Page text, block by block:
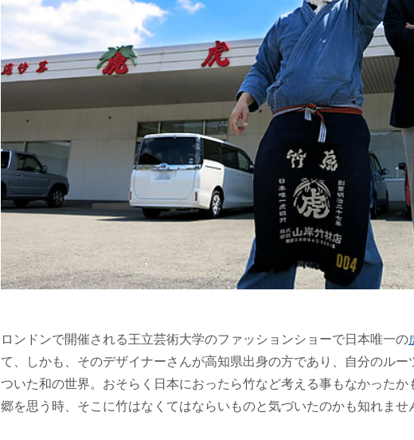
ロンドンで開催される王立芸術大学のファッションショーで日本唯一の
て、しかも、そのデザイナーさんが高知県出身の方であり、自分のルー
ついた和の世界。おそらく日本におったら竹など考える事もなかった
郷を思う時、そこに竹はなくてはならいものと気づいたのかも知れませ